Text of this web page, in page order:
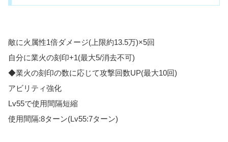
敵に火属性1倍ダメージ(上限約13.5万)×5回
自分に業火の刻印+1(最大5/消去不可)
◆業火の刻印の数に応じて攻撃回数UP(最大10回)
アビリティ強化
Lv55で使用間隔短縮
使用間隔:8ターン(Lv55:7ターン)